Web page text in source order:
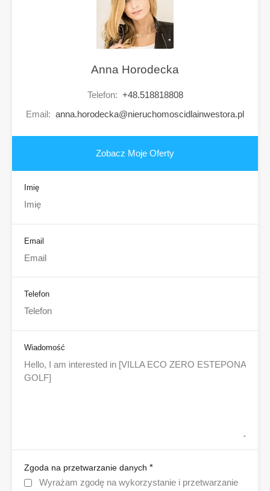
Anna Horodecka
Telefon: +48.518818808
Email: anna.horodecka@nieruchomoscidlainwestora.pl
Zobacz Moje Oferty
Imię
Email
Telefon
Wiadomość
Zgoda na przetwarzanie danych *
Wyrażam zgodę na wykorzystanie i przetwarzanie